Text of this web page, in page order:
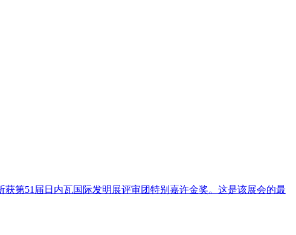
第51届日内瓦国际发明展评审团特别嘉许金奖。这是该展会的最